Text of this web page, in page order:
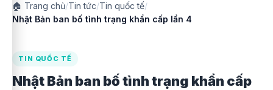
🏠 Trang chủ/Tin tức/Tin quốc tế/
Nhật Bản ban bố tình trạng khẩn cấp lần 4
TIN QUỐC TẾ
Nhật Bản ban bố tình trạng khẩn cấp